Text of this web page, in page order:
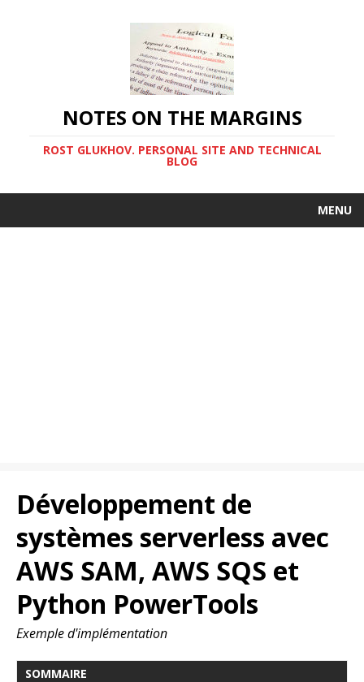
NOTES ON THE MARGINS
ROST GLUKHOV. PERSONAL SITE AND TECHNICAL
BLOG
MENU
Développement de
systèmes serverless avec
AWS SAM, AWS SQS et
Python PowerTools
Exemple d'implémentation
SOMMAIRE